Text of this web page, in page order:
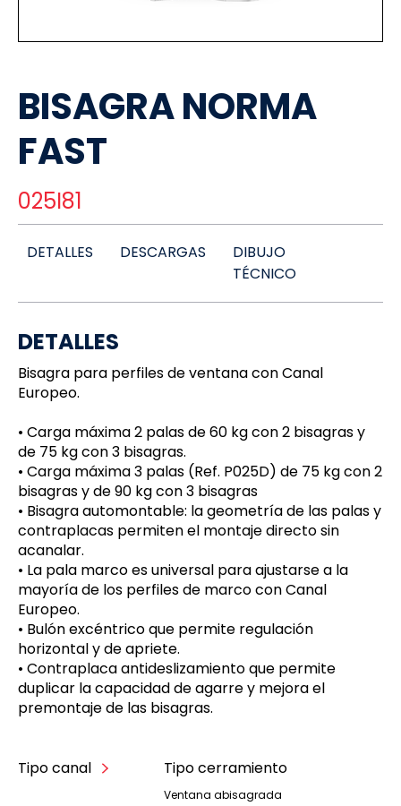
BISAGRA NORMA
FAST
025I81
DETALLES DESCARGAS
DIBUJO
TÉCNICO
DETALLES
Bisagra para perfiles de ventana con Canal
Europeo.
• Carga máxima 2 palas de 60 kg con 2 bisagras y
de 75 kg con 3 bisagras.
• Carga máxima 3 palas (Ref. P025D) de 75 kg con 2
bisagras y de 90 kg con 3 bisagras
• Bisagra automontable: la geometría de las palas y
contraplacas permiten el montaje directo sin
acanalar.
• La pala marco es universal para ajustarse a la
mayoría de los perfiles de marco con Canal
Europeo.
• Bulón excéntrico que permite regulación
horizontal y de apriete.
• Contraplaca antideslizamiento que permite
duplicar la capacidad de agarre y mejora el
premontaje de las bisagras.
Tipo canal Tipo cerramiento
Ventana abisagrada